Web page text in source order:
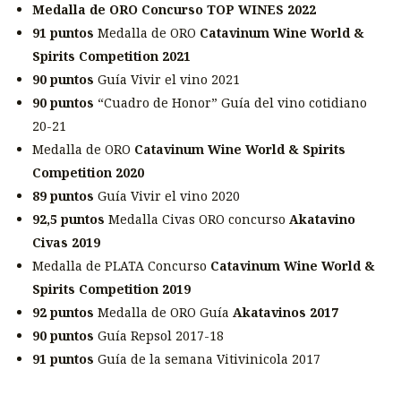
Medalla de ORO Concurso TOP WINES 2022
91 puntos Medalla de ORO Catavinum Wine World &
Spirits Competition 2021
90 puntos Guía Vivir el vino 2021
90 puntos “Cuadro de Honor” Guía del vino cotidiano
20-21
Medalla de ORO Catavinum Wine World & Spirits
Competition 2020
89 puntos Guía Vivir el vino 2020
92,5 puntos Medalla Civas ORO concursoAkatavino
Civas 2019
Medalla de PLATA Concurso Catavinum Wine World &
Spirits Competition 2019
92 puntos Medalla de ORO GuíaAkatavinos 2017
90 puntos Guía Repsol 2017-18
91 puntos Guía de la semana Vitivinicola 2017